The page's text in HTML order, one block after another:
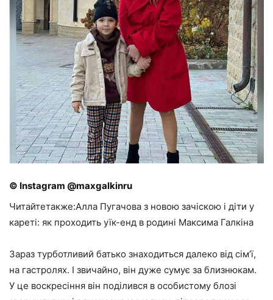
© Instagram @maxgalkinru
Читайтетакже:Алла Пугачова з новою зачіскою і діти у
кареті: як проходить уїк-енд в родині Максима Галкіна
Зараз турботливий батько знаходиться далеко від сім’ї,
на гастролях. І звичайно, він дуже сумує за близнюкам.
У це воскресіння він поділився в особистому блозі